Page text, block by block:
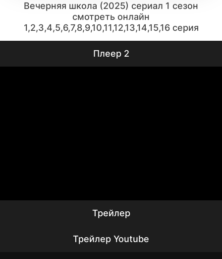
Вечерняя школа (2025) сериал 1 сезон
смотреть онлайн
1,2,3,4,5,6,7,8,9,10,11,12,13,14,15,16 серия
Плеер 2
Трейлер
Трейлер Youtube